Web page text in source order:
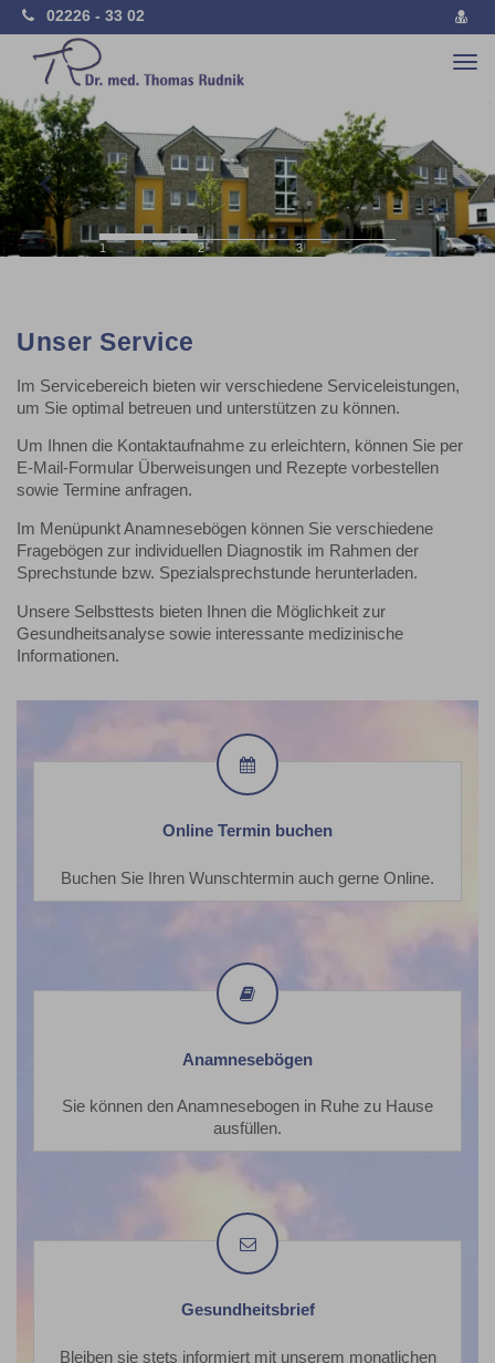
02226 - 33 02
1 2 3
Previous
Unser Service
Im Servicebereich bieten wir verschiedene Serviceleistungen,
um Sie optimal betreuen und unterstützen zu können.
Um Ihnen die Kontaktaufnahme zu erleichtern, können Sie per
E-Mail-Formular Überweisungen und Rezepte vorbestellen
sowie Termine anfragen.
Im Menüpunkt Anamnesebögen können Sie verschiedene
Fragebögen zur individuellen Diagnostik im Rahmen der
Sprechstunde bzw. Spezialsprechstunde herunterladen.
Unsere Selbsttests bieten Ihnen die Möglichkeit zur
Gesundheitsanalyse sowie interessante medizinische
Informationen.
Termin
Online Termin buchen
Buchen Sie Ihren Wunschtermin auch gerne Online.
Anamnesebögen
Sie können den Anamnesebogen in Ruhe zu Hause
ausfüllen.
Gesundheitsbrief
Bleiben sie stets informiert mit unserem monatlichen